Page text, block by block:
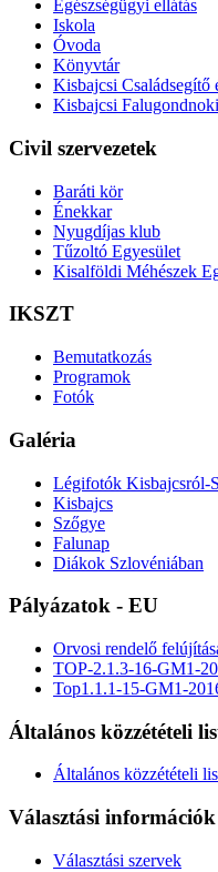
Egészségügyi ellátás
Iskola
Óvoda
Könyvtár
Kisbajcsi Családsegítő
Kisbajcsi
Civil szervezetek
Baráti kör
Énekkar
Nyugdíjas klub
Tűzoltó Egyesület
Kisalföldi Méhészek
IKSZT
Bemutatkozás
Programok
Fotók
Galéria
Légifotók Kisbajcsról-
Kisbajcs
Szőgye
Falunap
Diákok Szlovéniában
Pályázatok - EU
Orvosi rendelő
TOP-2.1.3-16-GM1-
Top1.1.1-15-GM1-
Általános közzétételi
Általános közzétételi
Választási információk
Választási szervek